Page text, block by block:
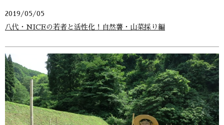
2019/05/05
八代・NICEの若者と活性化！自然薯・山菜採り編